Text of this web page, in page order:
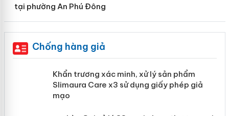
tại phường An Phú Đông
Chống hàng giả
Khẩn trương xác minh, xử lý sản phẩm
Slimaura Care x3 sử dụng giấy phép